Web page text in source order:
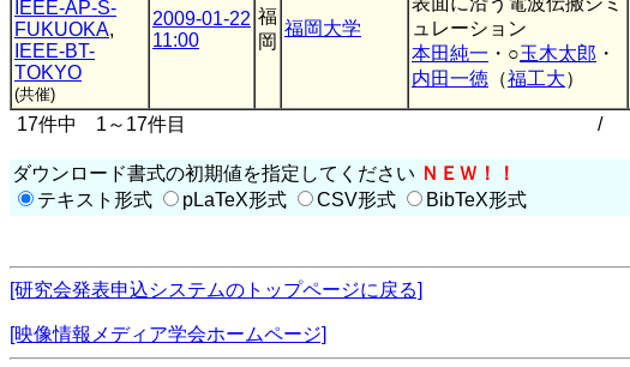
IEEE-AP-S-
FUKUOKA,
IEEE-BT-
TOKYO
(共催)
2009-01-22
11:00
福
岡
福岡大学
ュレーション
本田純一 ・○玉木太郎 ・
内田一徳 （福工大）
17件中 1～17件目 /
ダウンロード書式の初期値を指定してください ＮＥＷ！！
テキスト形式
pLaTeX形式 CSV形式 BibTeX形式
[研究会発表申込システムのトップページに戻る]
[映像情報メディア学会ホームページ]